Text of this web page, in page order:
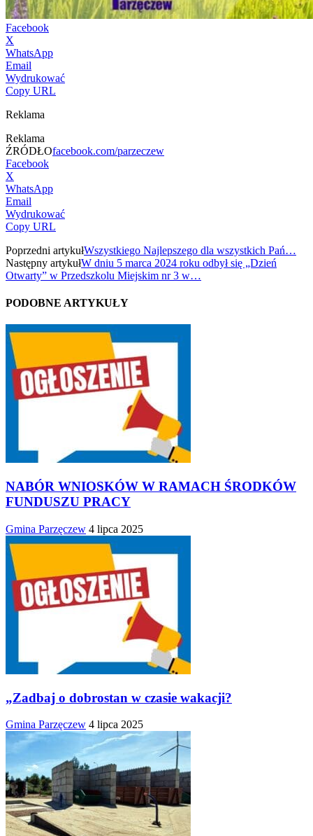
Facebook
X
WhatsApp
Email
Wydrukować
Copy URL
Reklama
Reklama
ŹRÓDŁOfacebook.com/parzeczew
Facebook
X
WhatsApp
Email
Wydrukować
Copy URL
Poprzedni artykułWszystkiego Najlepszego dla wszystkich Pań…
Następny artykułW dniu 5 marca 2024 roku odbył się „Dzień
Otwarty” w Przedszkolu Miejskim nr 3 w…
PODOBNE ARTYKUŁY
NABÓR WNIOSKÓW W RAMACH ŚRODKÓW
FUNDUSZU PRACY
Gmina Parzęczew 4 lipca 2025
„Zadbaj o dobrostan w czasie wakacji?
Gmina Parzęczew 4 lipca 2025